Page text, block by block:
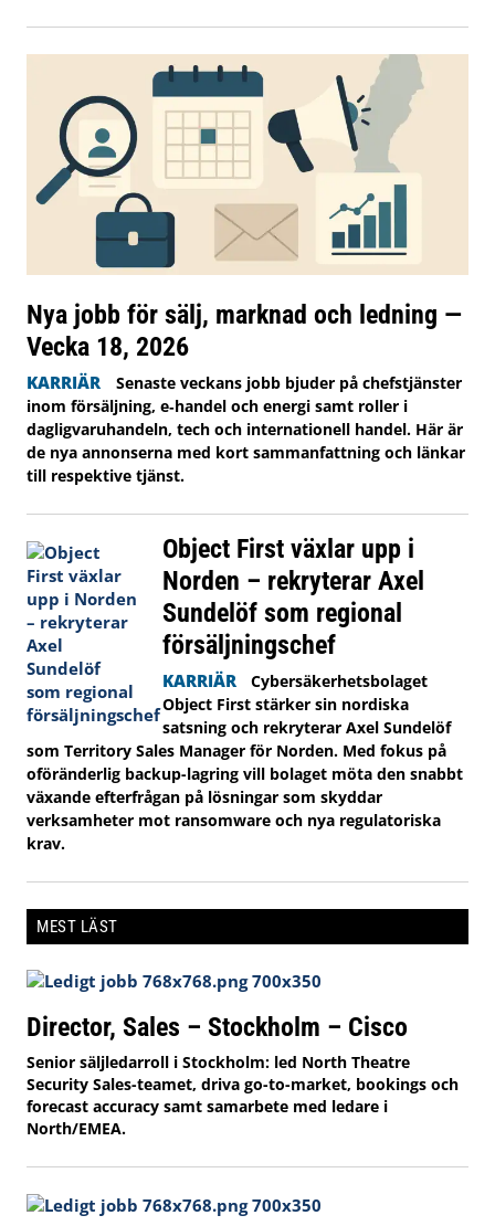
Nya jobb för sälj, marknad och ledning —
Vecka 18, 2026
KARRIÄR
Senaste veckans jobb bjuder på chefstjänster
inom försäljning, e‑handel och energi samt roller i
dagligvaruhandeln, tech och internationell handel. Här är
de nya annonserna med kort sammanfattning och länkar
till respektive tjänst.
Object First växlar upp i
Norden – rekryterar Axel
Sundelöf som regional
försäljningschef
KARRIÄR
Cybersäkerhetsbolaget
Object First stärker sin nordiska
satsning och rekryterar Axel Sundelöf
som Territory Sales Manager för Norden. Med fokus på
oföränderlig backup-lagring vill bolaget möta den snabbt
växande efterfrågan på lösningar som skyddar
verksamheter mot ransomware och nya regulatoriska
krav.
MEST LÄST
Director, Sales – Stockholm – Cisco
Senior säljledarroll i Stockholm: led North Theatre
Security Sales-teamet, driva go-to-market, bookings och
forecast accuracy samt samarbete med ledare i
North/EMEA.